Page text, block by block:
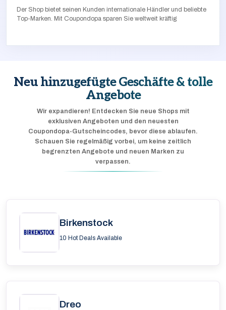
Der Shop bietet seinen Kunden internationale Händler und beliebte
Top-Marken. Mit Coupondopa sparen Sie weltweit kräftig
Neu hinzugefügte Geschäfte & tolle
Angebote
Wir expandieren! Entdecken Sie neue Shops mit
exklusiven Angeboten und den neuesten
Coupondopa-Gutscheincodes, bevor diese ablaufen.
Schauen Sie regelmäßig vorbei, um keine zeitlich
begrenzten Angebote und neuen Marken zu
verpassen.
Birkenstock
10 Hot Deals Available
Dreo